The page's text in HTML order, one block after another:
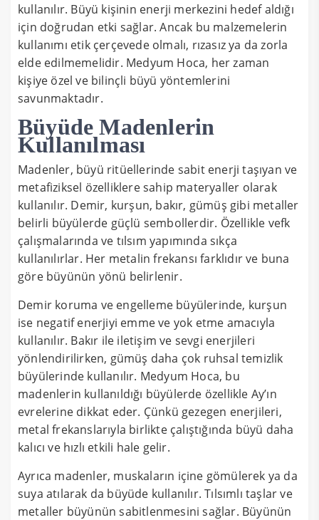
kullanılır. Büyü kişinin enerji merkezini hedef aldığı
için doğrudan etki sağlar. Ancak bu malzemelerin
kullanımı etik çerçevede olmalı, rızasız ya da zorla
elde edilmemelidir. Medyum Hoca, her zaman
kişiye özel ve bilinçli büyü yöntemlerini
savunmaktadır.
Büyüde Madenlerin
Kullanılması
Madenler, büyü ritüellerinde sabit enerji taşıyan ve
metafiziksel özelliklere sahip materyaller olarak
kullanılır. Demir, kurşun, bakır, gümüş gibi metaller
belirli büyülerde güçlü sembollerdir. Özellikle vefk
çalışmalarında ve tılsım yapımında sıkça
kullanılırlar. Her metalin frekansı farklıdır ve buna
göre büyünün yönü belirlenir.
Demir koruma ve engelleme büyülerinde, kurşun
ise negatif enerjiyi emme ve yok etme amacıyla
kullanılır. Bakır ile iletişim ve sevgi enerjileri
yönlendirilirken, gümüş daha çok ruhsal temizlik
büyülerinde kullanılır. Medyum Hoca, bu
madenlerin kullanıldığı büyülerde özellikle Ay’ın
evrelerine dikkat eder. Çünkü gezegen enerjileri,
metal frekanslarıyla birlikte çalıştığında büyü daha
kalıcı ve hızlı etkili hale gelir.
Ayrıca madenler, muskaların içine gömülerek ya da
suya atılarak da büyüde kullanılır. Tılsımlı taşlar ve
metaller büyünün sabitlenmesini sağlar. Büyünün